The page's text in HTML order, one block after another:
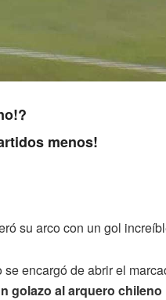
menos!
su arco con un gol
encargó de abrir el
golazo al arquero chileno